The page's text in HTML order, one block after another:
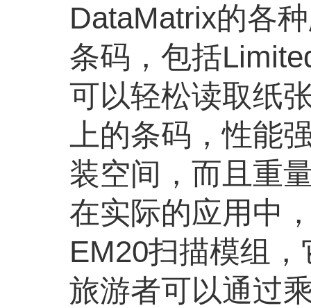
DataMatrix的各
条码，包括
可以轻松读取纸
上的条码，性能
装空间，而且重
在实际的应用中
EM20扫描模组
旅游者可以通过